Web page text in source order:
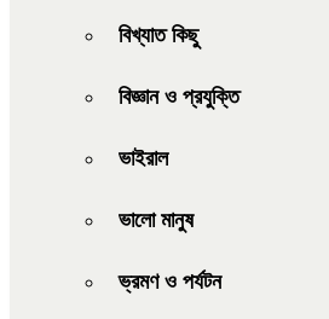
বিখ্যাত কিছু
বিজ্ঞান ও প্রযুক্তি
ভাইরাল
ভালো মানুষ
ভ্রমণ ও পর্যটন